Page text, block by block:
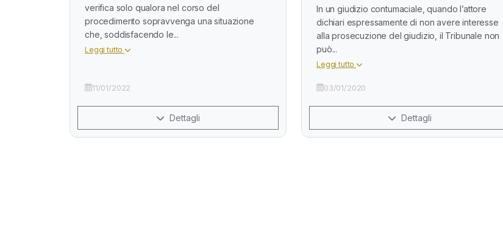
verifica solo qualora nel corso del
procedimento sopravvenga una situazione
che, soddisfacendo le...
Leggi tutto
11/01/2022
Dettagli
In un giudizio contumaciale, quando l’attore
dichiari espressamente di non avere interesse
alla prosecuzione del giudizio, il Tribunale non
può...
Leggi tutto
03/01/2020
Dettagli